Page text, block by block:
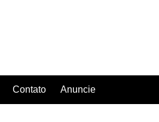
Contato Anuncie